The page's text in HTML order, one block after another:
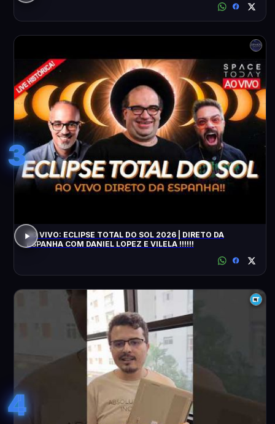
3
AO VIVO: ECLIPSE TOTAL DO SOL 2026 | DIRETO DA
ESPANHA COM DANIEL LOPEZ E VILELA !!!!!!
4